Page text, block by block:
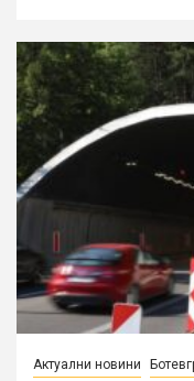
Актуални новини